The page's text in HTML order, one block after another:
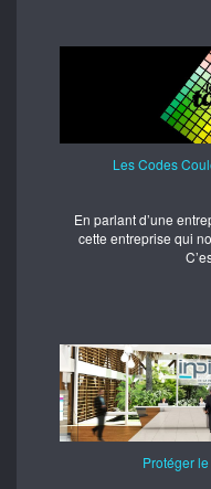
Les Codes
En parlant d’une
cette entreprise qui
Protéger